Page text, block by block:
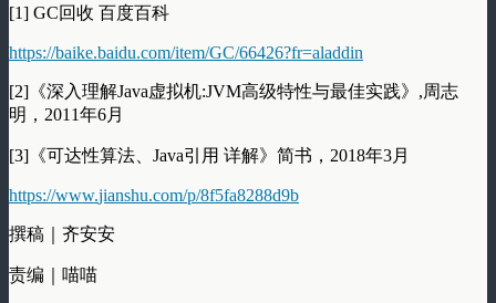
[1] GC回收 百度百科
https://baike.baidu.com/item/GC/66426?fr=aladdin
[2]《深入理解Java虚拟机:JVM高级特性与最佳实践》,周志
明，2011年6月
[3]《可达性算法、Java引用 详解》简书，2018年3月
https://www.jianshu.com/p/8f5fa8288d9b
撰稿｜齐安安
责编｜喵喵